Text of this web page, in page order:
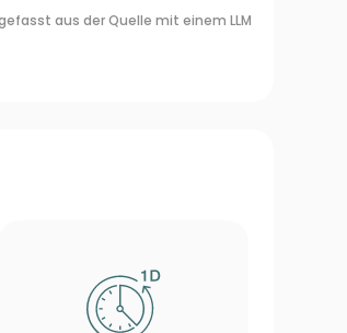
aus der Quelle mit einem LLM